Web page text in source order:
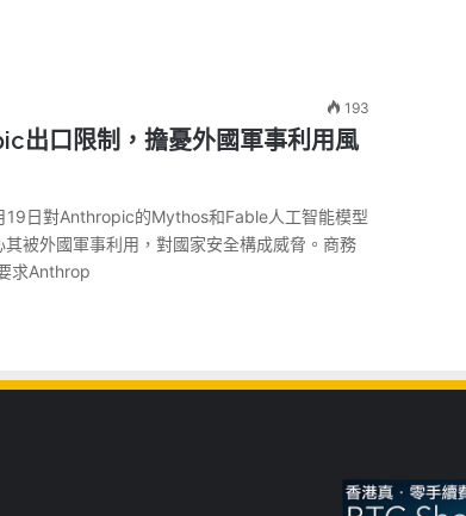
193
出口限制，擔憂外國軍事利用風
日對Anthropic的Mythos和Fable人工智能模型
被外國軍事利用，對國家安全構成威脅。商務
求Anthrop